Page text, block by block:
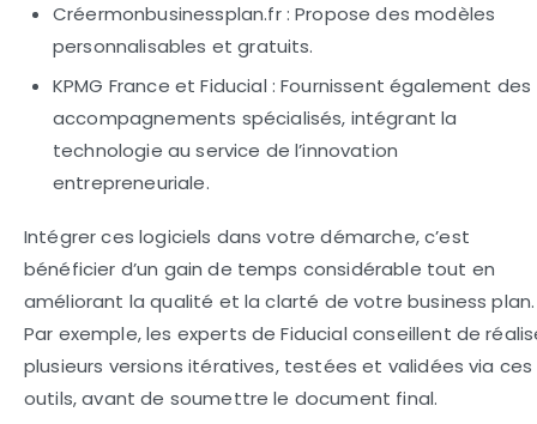
Créermonbusinessplan.fr : Propose des modèles
personnalisables et gratuits.
KPMG France et Fiducial : Fournissent également des
accompagnements spécialisés, intégrant la
technologie au service de l’innovation
entrepreneuriale.
Intégrer ces logiciels dans votre démarche, c’est
bénéficier d’un gain de temps considérable tout en
améliorant la qualité et la clarté de votre business plan.
Par exemple, les experts de Fiducial conseillent de
plusieurs versions itératives, testées et validées via ces
outils, avant de soumettre le document final.